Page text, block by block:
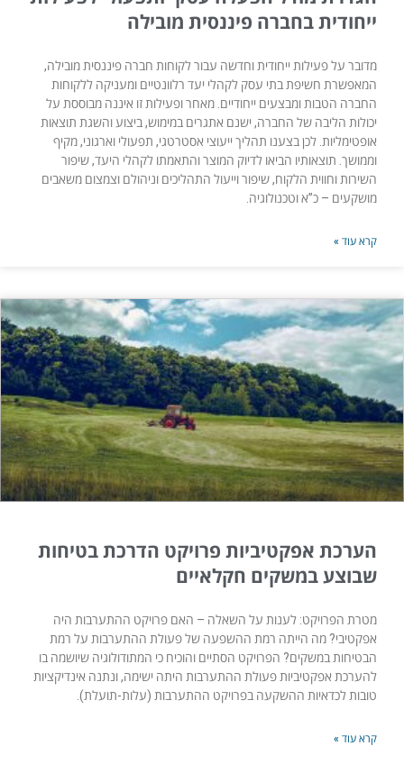
ייחודית בחברה פיננסית מובילה
מדובר על פעילות ייחודית וחדשה עבור לקוחות חברה פיננסית מובילה,
המאפשרת חשיפת בתי עסק לקהלי יעד רלוונטיים ומעניקה ללקוחות
החברה הטבות ומבצעים ייחודיים. מאחר ופעילות זו איננה מבוססת על
יכולות הליבה של החברה, ישנם אתגרים במימוש, ביצוע והשגת תוצאות
אופטימליות. לכן בצענו תהליך ייעוצי אסטרטגי, תפעולי וארגוני, מקיף
וממושך. תוצאותיו הביאו לדיוק המוצר והתאמתו לקהלי היעד, שיפור
השירות וחווית הלקוח, שיפור וייעול התהליכים וניהולם וצמצום משאבים
מושקעים – כ”א וטכנולוגיה.
קרא עוד »
הערכת אפקטיביות פרויקט הדרכת בטיחות
שבוצע במשקים חקלאיים
מטרת הפרויקט: לענות על השאלה – האם פרויקט ההתערבות היה
אפקטיבי? מה הייתה רמת ההשפעה של פעולת ההתערבות על רמת
הבטיחות במשקים? הפרויקט הסתיים והוכיח כי המתודולוגיה שיושמה בו
להערכת אפקטיביות פעולת ההתערבות היתה ישימה, ונתנה אינדיקציות
טובות לכדאיות ההשקעה בפרויקט ההתערבות (עלות-תועלת).
קרא עוד »